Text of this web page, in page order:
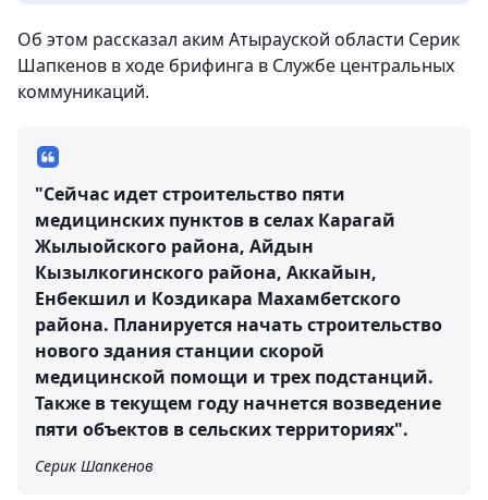
Об этом рассказал аким Атырауской области Серик
Шапкенов в ходе брифинга в Службе центральных
коммуникаций.
"Сейчас идет строительство пяти
медицинских пунктов в селах Карагай
Жылыойского района, Айдын
Кызылкогинского района, Аккайын,
Енбекшил и Коздикара Махамбетского
района. Планируется начать строительство
нового здания станции скорой
медицинской помощи и трех подстанций.
Также в текущем году начнется возведение
пяти объектов в сельских территориях".
Серик Шапкенов